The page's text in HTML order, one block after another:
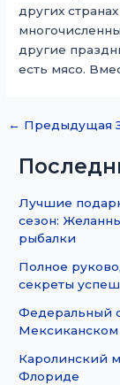
других
другие
есть мясо.
← Предыдущая
Лучшие
сезон:
рыбалки
Полное
секреты
Федеральный
Мексиканском
Каролинский
Флориде